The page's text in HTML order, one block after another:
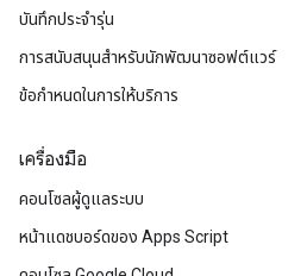
บันทึกประจำรุ่น
การสนับสนุนสำหรับนักพัฒนาซอฟต์แวร์
ข้อกำหนดในการให้บริการ
เครื่องมือ
คอนโซลผู้ดูแลระบบ
หน้าแดชบอร์ดของ Apps Script